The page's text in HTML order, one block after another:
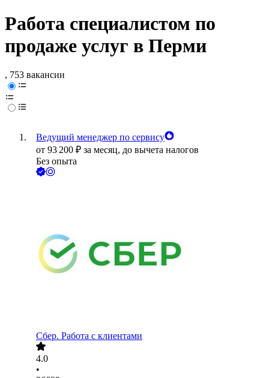
Работа специалистом по
продаже услуг в Перми
, 753 вакансии
Ведущий менеджер по сервису
от 93 200 ₽ за месяц, до вычета налогов
Без опыта
Сбер. Работа с клиентами
4.0
•